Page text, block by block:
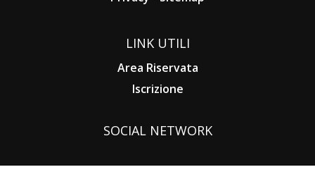
LINK UTILI
Area Riservata
Iscrizione
SOCIAL NETWORK